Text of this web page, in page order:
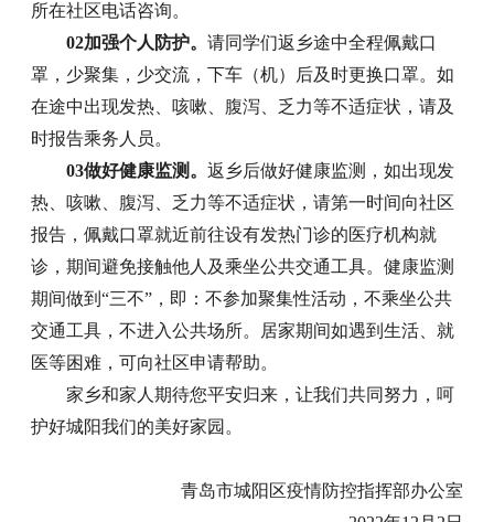
所在社区电话咨询。
02加强个人防护。请同学们返乡途中全程佩戴口
罩，少聚集，少交流，下车（机）后及时更换口罩。如
在途中出现发热、咳嗽、腹泻、乏力等不适症状，请及
时报告乘务人员。
03做好健康监测。返乡后做好健康监测，如出现发
热、咳嗽、腹泻、乏力等不适症状，请第一时间向社区
报告，佩戴口罩就近前往设有发热门诊的医疗机构就
诊，期间避免接触他人及乘坐公共交通工具。健康监测
期间做到“三不”，即：不参加聚集性活动，不乘坐公共
交通工具，不进入公共场所。居家期间如遇到生活、就
医等困难，可向社区申请帮助。
家乡和家人期待您平安归来，让我们共同努力，呵
护好城阳我们的美好家园。
青岛市城阳区疫情防控指挥部办公室